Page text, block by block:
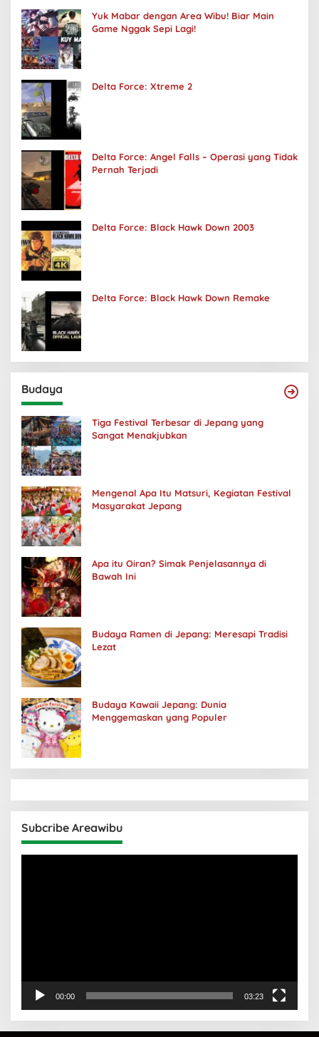
Yuk Mabar dengan Area Wibu! Biar Main
Game Nggak Sepi Lagi!
Delta Force: Xtreme 2
Delta Force: Angel Falls – Operasi yang Tidak
Pernah Terjadi
Delta Force: Black Hawk Down 2003
Delta Force: Black Hawk Down Remake
Budaya
Tiga Festival Terbesar di Jepang yang
Sangat Menakjubkan
Mengenal Apa Itu Matsuri, Kegiatan Festival
Masyarakat Jepang
Apa itu Oiran? Simak Penjelasannya di
Bawah Ini
Budaya Ramen di Jepang: Meresapi Tradisi
Lezat
Budaya Kawaii Jepang: Dunia
Menggemaskan yang Populer
Subcribe Areawibu
00:00 03:23